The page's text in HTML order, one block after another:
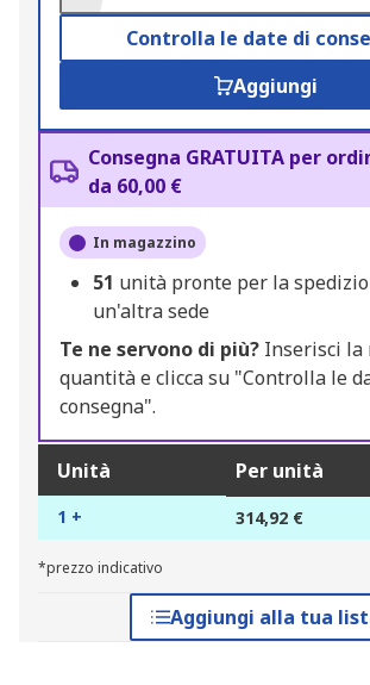
Controlla le date di
Aggiungi
Consegna GRATUITA per
da 60,00 €
In magazzino
51 unità pronte per la
un'altra sede
Te ne servono di più? Inserisci la
quantità e clicca su "Controlla le
consegna".
Unità Per unità
1 + 314,92 €
*prezzo indicativo
Aggiungi alla tua